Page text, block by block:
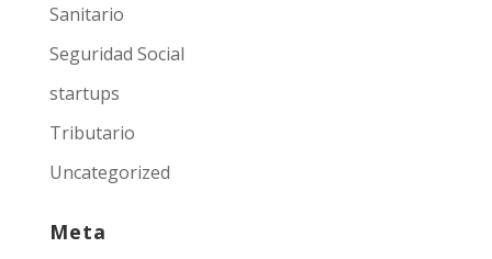
Sanitario
Seguridad Social
startups
Tributario
Uncategorized
Meta